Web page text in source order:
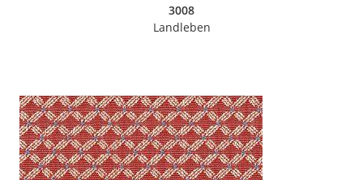
3008
Landleben